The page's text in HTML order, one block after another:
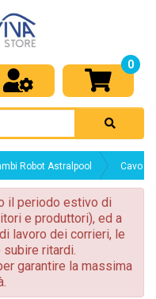
0
Robot Astralpool Cavo
il periodo estivo di
e produttori), ed a
lavoro dei corrieri, le
ritardi.
garantire la massima